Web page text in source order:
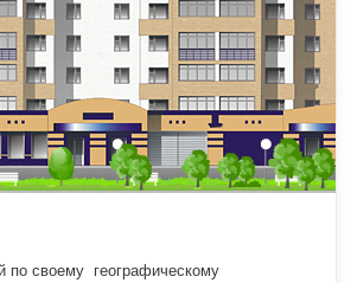
по своему географическому